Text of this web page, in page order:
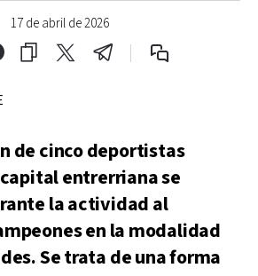
17 de abril de 2026
de cinco deportistas
entrerriana se
la actividad al
en la modalidad
Se trata de una forma